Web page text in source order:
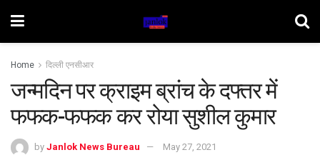
Home दिल्ली एनसीआर
जन्मदिन पर क्राइम ब्रांच के दफ्तर में
फफक-फफक कर रोया सुशील कुमार
by Janlok News Bureau May 27, 2021